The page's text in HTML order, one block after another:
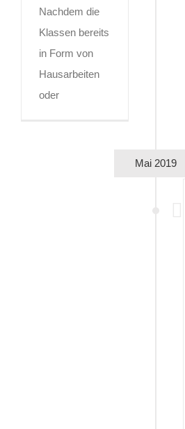
Nachdem die
Klassen bereits
in Form von
Hausarbeiten
oder
Mai 2019